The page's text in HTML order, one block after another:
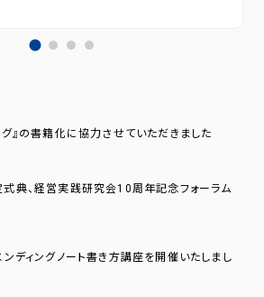
』の書籍化に協力させていただきました
典、経営実践研究会10周年記念フォーラム
ディングノート書き方講座を開催いたしまし